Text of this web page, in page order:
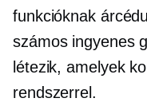
funkcióknak
számos ingyenes
létezik, amelyek
rendszerrel.